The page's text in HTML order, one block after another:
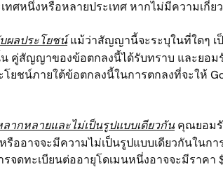
ทศหนึ่งหรือหลายประเทศ หากไม่มีความเกี่
ผลประโยชน์แม้ว่าสัญญานี้จะระบุในที่ใดๆ เ
คู่สัญญาของข้อตกลงนี้ได้รับทราบ และยอม
ยชน์ภายใต้ข้อตกลงนี้ในการตกลงที่จะให้
ากหลายและไม่เป็นรูปแบบเดียวกัน คุณยอมรั
รืออาจจะมีความไม่เป็นรูปแบบเดียวกันในก
รจดทะเบียนต่ออายุโดเมนหนึ่งอาจจะมีราค